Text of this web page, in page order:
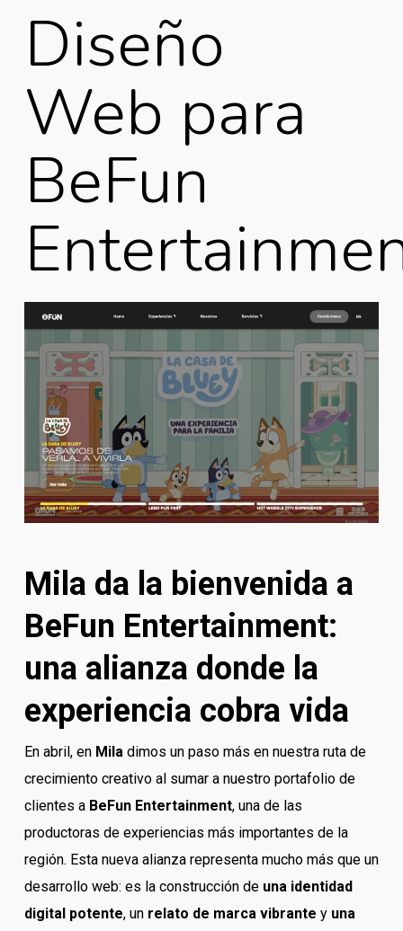
Diseño
Web para
BeFun
Mila da la bienvenida a
BeFun Entertainment:
una alianza donde la
experiencia cobra vida
En abril, en Miladimos un paso más en nuestra ruta de
crecimiento creativo al sumar a nuestro portafolio de
clientes a BeFun Entertainment, una de las
productoras de experiencias más importantes de la
región. Esta nueva alianza representa mucho más que un
desarrollo web: es la construcción de una identidad
digital potente, un relato de marca vibrante y una